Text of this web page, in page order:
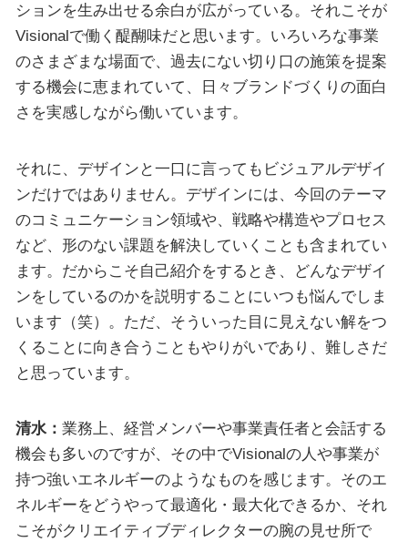
ションを生み出せる余白が広がっている。それこそが
Visionalで働く醍醐味だと思います。いろいろな事業
のさまざまな場面で、過去にない切り口の施策を提案
する機会に恵まれていて、日々ブランドづくりの面白
さを実感しながら働いています。
それに、デザインと一口に言ってもビジュアルデザイ
ンだけではありません。デザインには、今回のテーマ
のコミュニケーション領域や、戦略や構造やプロセス
など、形のない課題を解決していくことも含まれてい
ます。だからこそ自己紹介をするとき、どんなデザイ
ンをしているのかを説明することにいつも悩んでしま
います（笑）。ただ、そういった目に見えない解をつ
くることに向き合うこともやりがいであり、難しさだ
と思っています。
清水： 業務上、経営メンバーや事業責任者と会話する
機会も多いのですが、その中でVisionalの人や事業が
持つ強いエネルギーのようなものを感じます。そのエ
ネルギーをどうやって最適化・最大化できるか、それ
こそがクリエイティブディレクターの腕の見せ所で